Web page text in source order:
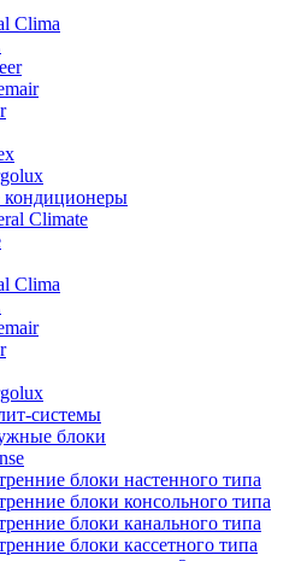
Clima
Climate
Clima
системы
блоки
блоки настенного типа
блоки консольного типа
блоки канального типа
блоки кассетного типа